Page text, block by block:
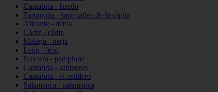
Cantabria - laredo
Tarragona - sant-carles-de-la-ràpita
Alicante - dénia
Cádiz - cádiz
Málaga - nerja
León - león
Navarra - pamplona
Cantabria - santander
Cantabria - el-astillero
Salamanca - salamanca